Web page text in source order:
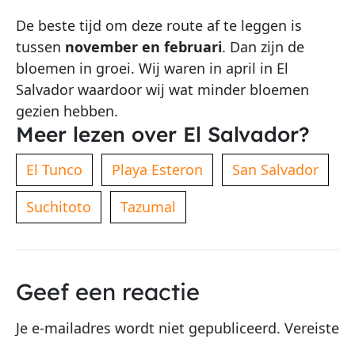
De beste tijd om deze route af te leggen is
tussen november en februari. Dan zijn de
bloemen in groei. Wij waren in april in El
Salvador waardoor wij wat minder bloemen
gezien hebben.
Meer lezen over El Salvador?
El Tunco Playa Esteron
San Salvador
Suchitoto
Tazumal
Geef een reactie
Je e-mailadres wordt niet gepubliceerd. Vereiste